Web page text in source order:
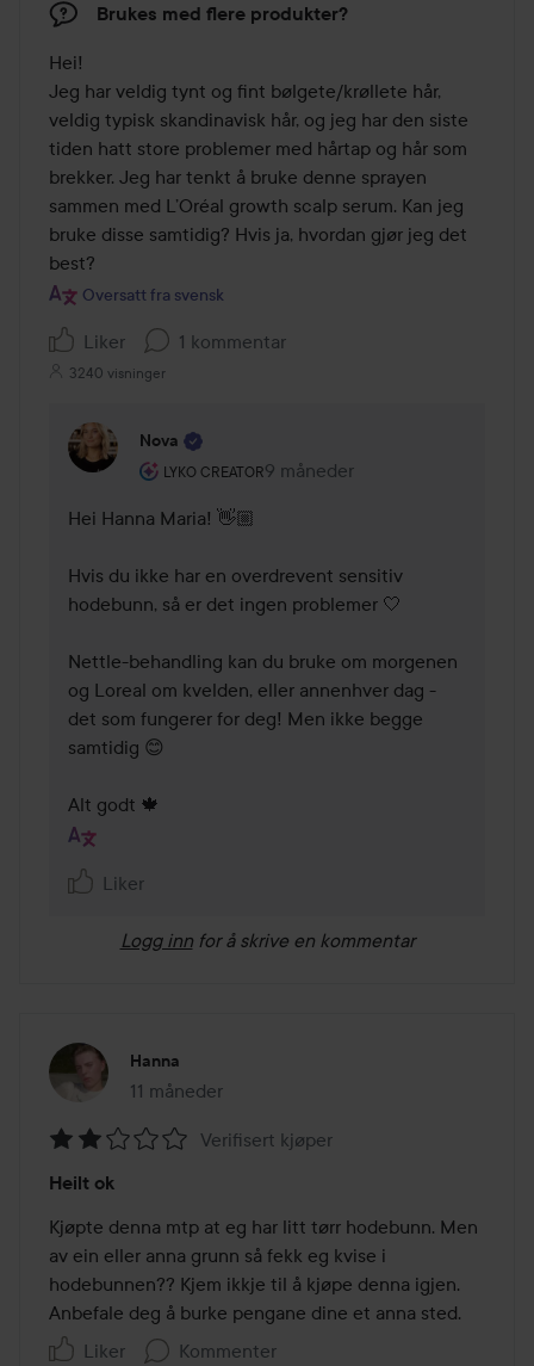
Brukes med flere produkter?
Hei!
Jeg har veldig tynt og fint bølgete/krøllete hår,
veldig typisk skandinavisk hår, og jeg har den siste
tiden hatt store problemer med hårtap og hår som
brekker. Jeg har tenkt å bruke denne sprayen
sammen med L’Oréal growth scalp serum. Kan jeg
bruke disse samtidig? Hvis ja, hvordan gjør jeg det
best?
Oversatt fra svensk
Liker 1 kommentar
3240 visninger
Nova
LYKO CREATOR
Brukerens rolle: Lyko Creator.
9 måneder
Kommentaren lades 9 måneder
Hei Hanna Maria! 👋🏼
Hvis du ikke har en overdrevent sensitiv
hodebunn, så er det ingen problemer 🤍
Nettle-behandling kan du bruke om morgenen
og Loreal om kvelden, eller annenhver dag -
det som fungerer for deg! Men ikke begge
samtidig 😊
Alt godt 🍁
Liker
Logg inn for å skrive en kommentar
Hanna
11 måneder
Innlegget ble opprettet 11 måneder
2
av
5
Verifisert kjøper
Heilt ok
Kjøpte denna mtp at eg har litt tørr hodebunn. Men
av ein eller anna grunn så fekk eg kvise i
hodebunnen?? Kjem ikkje til å kjøpe denna igjen.
Anbefale deg å burke pengane dine et anna sted.
Liker
Kommenter